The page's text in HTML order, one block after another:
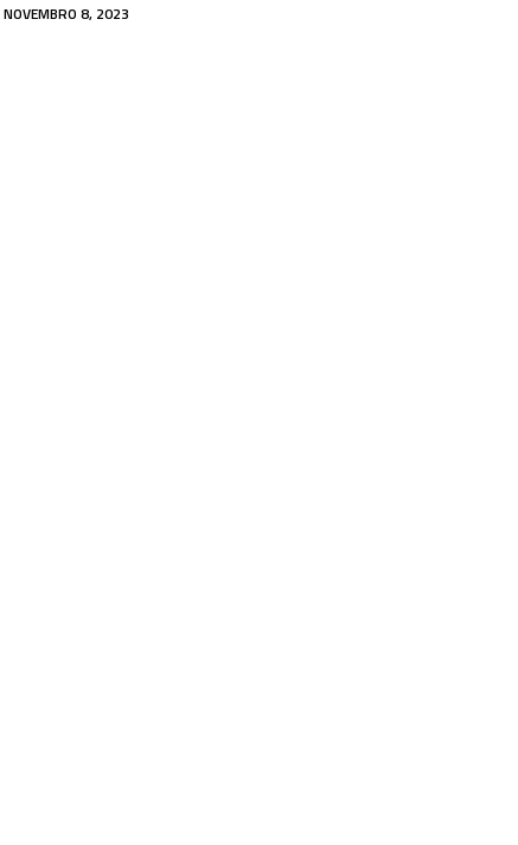
NOVEMBRO 8, 2023